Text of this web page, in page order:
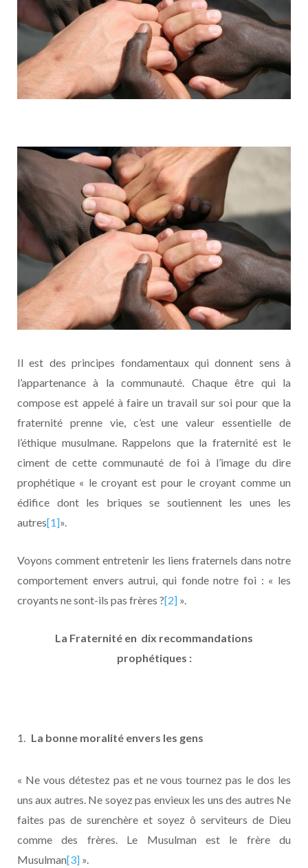
Il est des principes fondamentaux qui donnent sens à
l’appartenance à la communauté. Chaque être qui la
compose est appelé à faire un travail sur soi pour que la
fraternité prenne vie, c’est une valeur essentielle de
l’éthique musulmane. Rappelons que la fraternité est le
ciment de cette communauté de foi à l’image du dire
prophétique « le croyant est pour le croyant comme un
édifice dont les briques se soutiennent les unes les
autres[1]».
Voyons comment entretenir les liens fraternels dans notre
comportement envers autrui, qui fonde notre foi : « les
croyants ne sont-ils pas frères ?[2] ».
La Fraternité en dix recommandations
prophétiques :
La bonne moralité envers les gens
« Ne vous détestez pas et ne vous tournez pas le dos les
uns aux autres. Ne soyez pas envieux les uns des autres Ne
faites pas de surenchère et soyez ô serviteurs de Dieu
comme des frères. Le Musulman est le frère du
Musulman[3] ».